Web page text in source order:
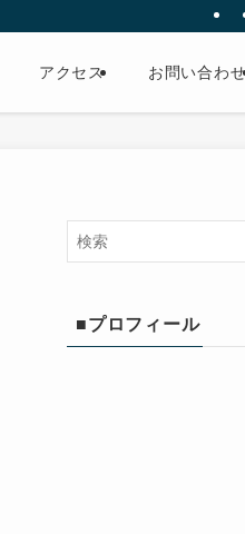
アクセス お問い合わ
■プロフィール